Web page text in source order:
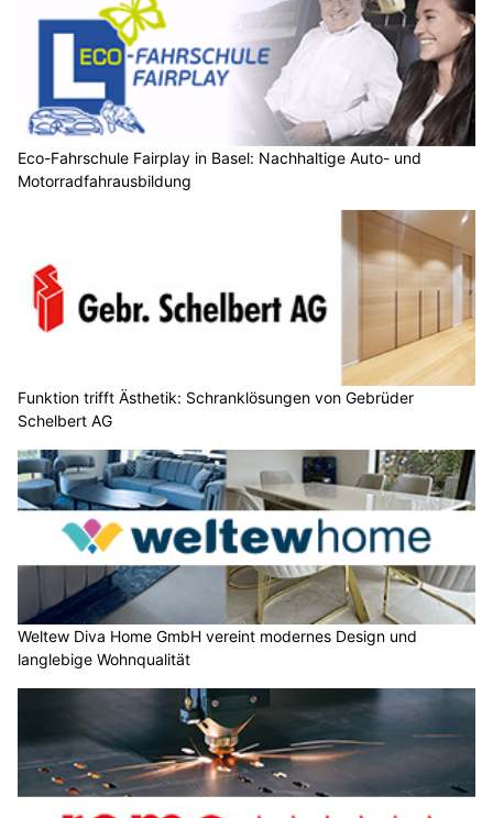
Eco-Fahrschule Fairplay in Basel: Nachhaltige Auto- und
Motorradfahrausbildung
Funktion trifft Ästhetik: Schranklösungen von Gebrüder
Schelbert AG
Weltew Diva Home GmbH vereint modernes Design und
langlebige Wohnqualität